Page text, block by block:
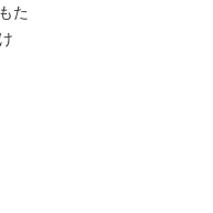
た